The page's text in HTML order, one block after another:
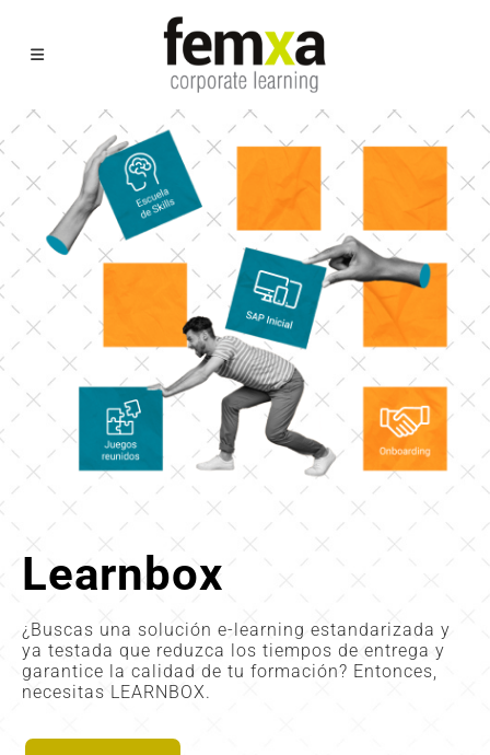
Learnbox
¿Buscas una solución e-learning estandarizada y
ya testada que reduzca los tiempos de entrega y
garantice la calidad de tu formación? Entonces,
necesitas LEARNBOX.